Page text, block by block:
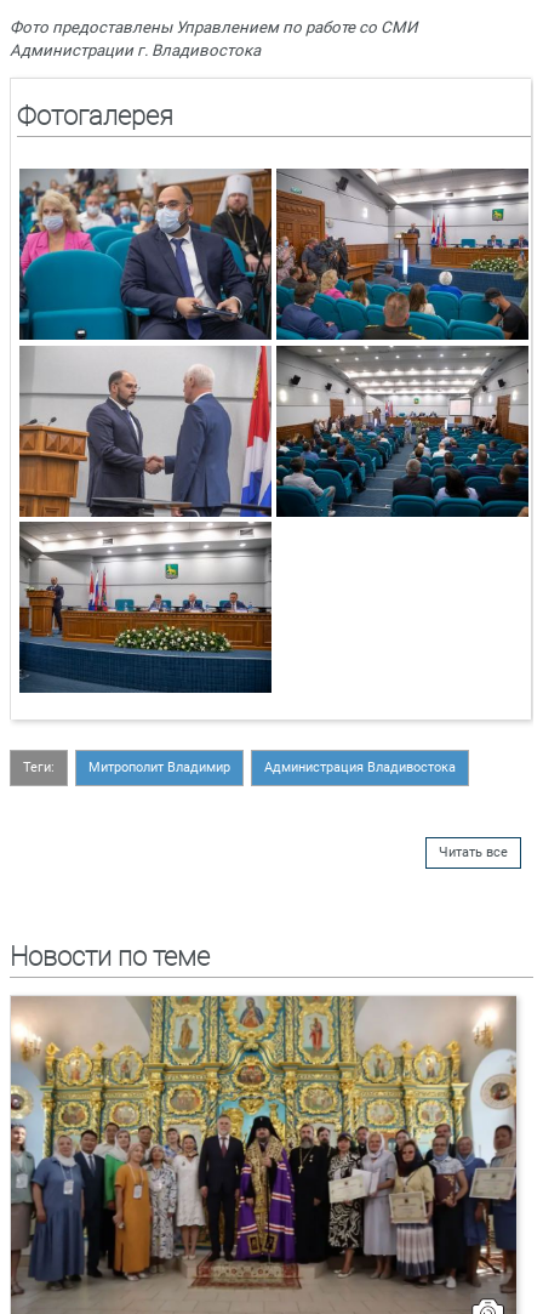
Фото предоставлены Управлением по работе со СМИ
Администрации г. Владивостока
Фотогалерея
Теги: Митрополит Владимир Администрация Владивостока
Читать все
Новости по теме